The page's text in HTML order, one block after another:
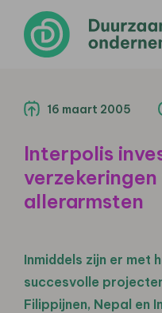
16 maart 2005
Interpolis
verzekeringen
allerarmsten
Inmiddels zijn er met
succesvolle
Filippijnen, Nepal en